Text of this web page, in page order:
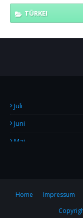
TÜRKEI
Juli
Juni
Mai
Februar
Home Impressum